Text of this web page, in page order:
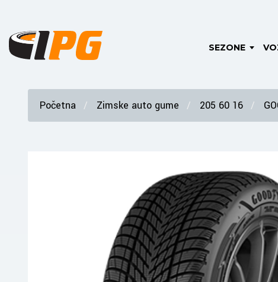
SEZONE
Početna Zimske auto gume 205 60 16